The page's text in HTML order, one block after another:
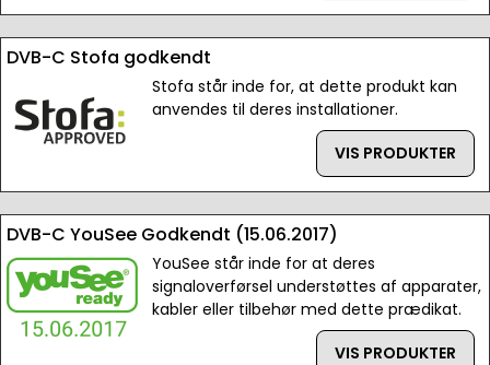
DVB-C Stofa godkendt
Stofa står inde for, at dette produkt kan
anvendes til deres installationer.
VIS PRODUKTER
DVB-C YouSee Godkendt (15.06.2017)
YouSee står inde for at deres
signaloverførsel understøttes af apparater,
kabler eller tilbehør med dette prædikat.
VIS PRODUKTER